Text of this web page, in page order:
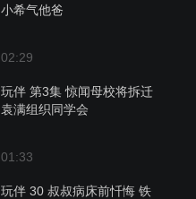
小希气他爸
02:29
玩伴 第3集 惊闻母校将拆迁
袁满组织同学会
01:33
玩伴 30 叔叔病床前忏悔 铁